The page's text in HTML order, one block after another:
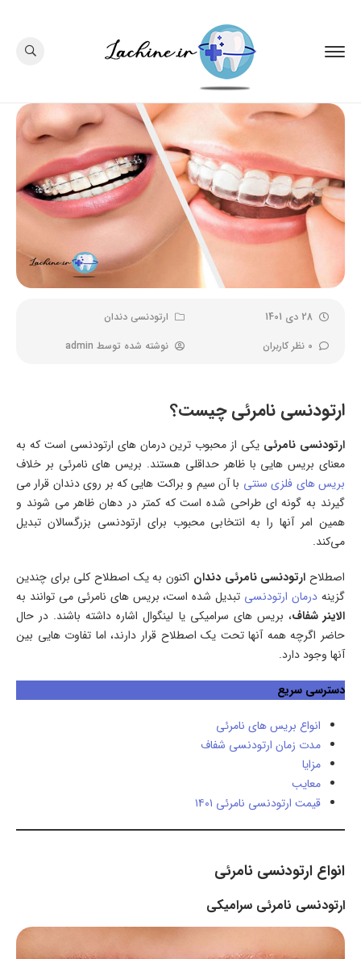
28 دی 1401
ارتودنسی دندان
0 نظر کاربران
نوشته شده توسط admin
ارتودنسی نامرئی چیست؟
ارتودنسی نامرئی یکی از محبوب ترین درمان های ارتودنسی است که به
معنای بریس هایی با ظاهر حداقلی هستند. بریس های نامرئی بر خلاف
بریس های فلزی سنتی با آن سیم و براکت هایی که بر روی دندان قرار می
گیرند به گونه ای طراحی شده است که کمتر در دهان ظاهر می شوند و
همین امر آنها را به انتخابی محبوب برای ارتودنسی بزرگسالان تبدیل
می‌کند.
اصطلاح ارتودنسی نامرئی دندان اکنون به یک اصطلاح کلی برای چندین
گزینه درمان ارتودنسی تبدیل شده است، بریس های نامرئی می توانند به
الاینر شفاف، بریس های سرامیکی یا لینگوال اشاره داشته باشند. در حال
حاضر اگرچه همه آنها تحت یک اصطلاح قرار دارند، اما تفاوت هایی بین
آنها وجود دارد.
دسترسی سریع
انواع بریس های نامرئی
مدت زمان ارتودنسی شفاف
مزایا
معایب
قیمت ارتودنسی نامرئی ۱۴۰۱
انواع ارتودنسی نامرئی
ارتودنسی نامرئی سرامیکی